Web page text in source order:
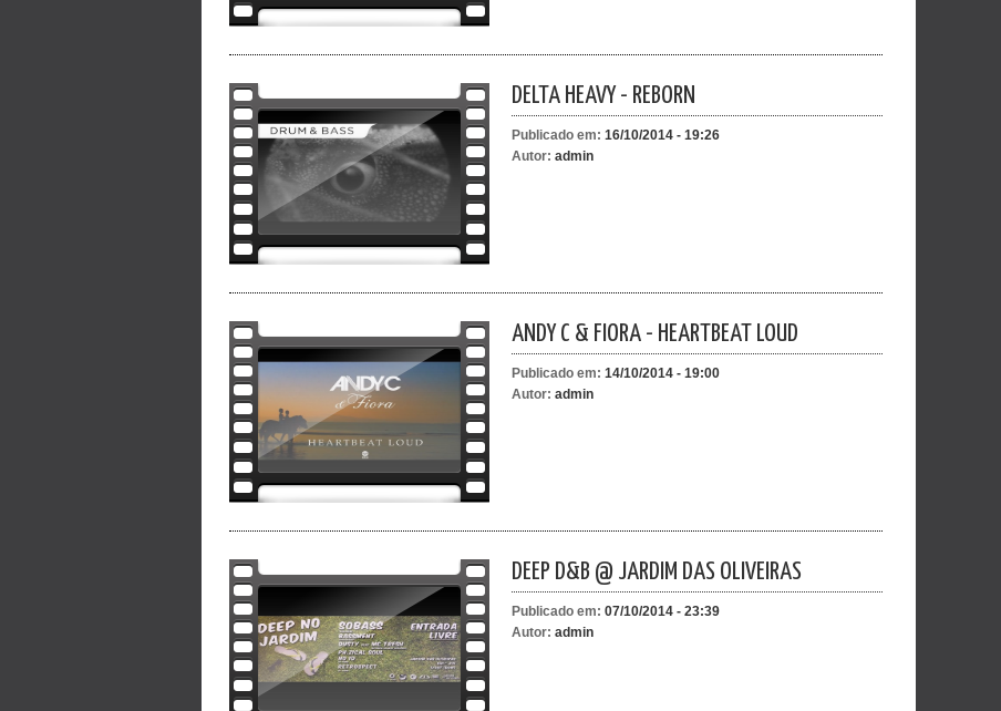
DELTA HEAVY - REBORN
Publicado em: 16/10/2014 - 19:26
Autor: admin
ANDY C & FIORA - HEARTBEAT LOUD
Publicado em: 14/10/2014 - 19:00
Autor: admin
DEEP D&B @ JARDIM DAS OLIVEIRAS
Publicado em: 07/10/2014 - 23:39
Autor: admin